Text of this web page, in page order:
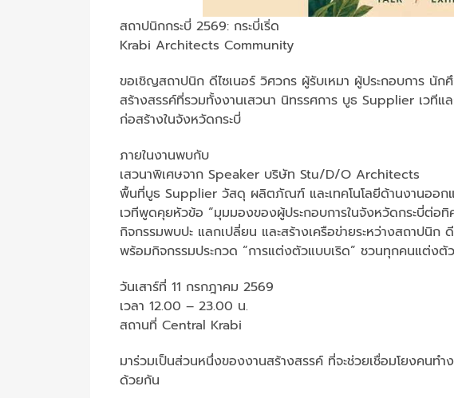
สถาปนิกกระบี่ 2569: กระบี่เริ่ด
Krabi Architects Community
ขอเชิญสถาปนิก ดีไซเนอร์ วิศวกร ผู้รับเหมา ผู้ประกอบการ นัก
สร้างสรรค์ที่รวมทั้งงานเสวนา นิทรรศการ บูธ Supplier เวที
ก่อสร้างในจังหวัดกระบี่
ภายในงานพบกับ
เสวนาพิเศษจาก Speaker บริษัท Stu/D/O Architects
พื้นที่บูธ Supplier วัสดุ ผลิตภัณฑ์ และเทคโนโลยีด้านงานออก
เวทีพูดคุยหัวข้อ “มุมมองของผู้ประกอบการในจังหวัดกระบี่ต่อ
กิจกรรมพบปะ แลกเปลี่ยน และสร้างเครือข่ายระหว่างสถาปนิก
พร้อมกิจกรรมประกวด “การแต่งตัวแบบเริด” ชวนทุกคนแต่งตั
วันเสาร์ที่ 11 กรกฎาคม 2569
เวลา 12.00 – 23.00 น.
สถานที่ Central Krabi
มาร่วมเป็นส่วนหนึ่งของงานสร้างสรรค์ ที่จะช่วยเชื่อมโยงคน
ด้วยกัน